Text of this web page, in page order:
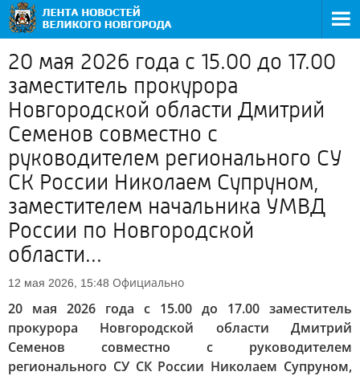
20 мая 2026 года с 15.00 до 17.00
заместитель прокурора
Новгородской области Дмитрий
Семенов совместно с
руководителем регионального СУ
СК России Николаем Супруном,
заместителем начальника УМВД
России по Новгородской
области...
12 мая 2026, 15:48 Официально
20 мая 2026 года с 15.00 до 17.00 заместитель
прокурора Новгородской области Дмитрий
Семенов совместно с руководителем
регионального СУ СК России Николаем Супруном,